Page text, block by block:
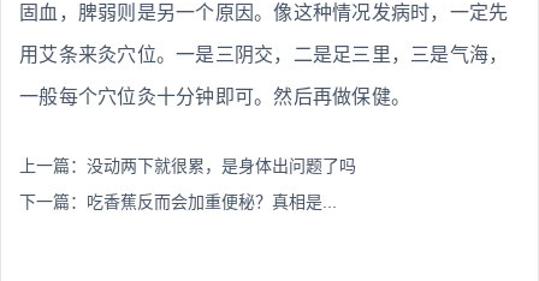
固血，脾弱则是另一个原因。像这种情况发病时，一定先
用艾条来灸穴位。一是三阴交，二是足三里，三是气海，
一般每个穴位灸十分钟即可。然后再做保健。
上一篇： 没动两下就很累，是身体出问题了吗
下一篇： 吃香蕉反而会加重便秘？真相是...